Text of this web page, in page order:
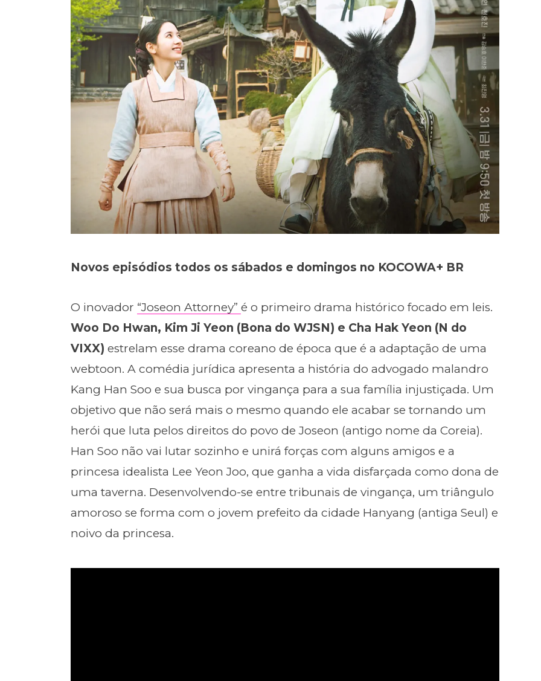
Novos episódios todos os sábados e domingos no KOCOWA+ BR
O inovador “Joseon Attorney” é o primeiro drama histórico focado em leis.
Woo Do Hwan, Kim Ji Yeon (Bona do WJSN) e Cha Hak Yeon (N do
VIXX) estrelam esse drama coreano de época que é a adaptação de uma
webtoon. A comédia jurídica apresenta a história do advogado malandro
Kang Han Soo e sua busca por vingança para a sua família injustiçada. Um
objetivo que não será mais o mesmo quando ele acabar se tornando um
herói que luta pelos direitos do povo de Joseon (antigo nome da Coreia).
Han Soo não vai lutar sozinho e unirá forças com alguns amigos e a
princesa idealista Lee Yeon Joo, que ganha a vida disfarçada como dona de
uma taverna. Desenvolvendo-se entre tribunais de vingança, um triângulo
amoroso se forma com o jovem prefeito da cidade Hanyang (antiga Seul) e
noivo da princesa.